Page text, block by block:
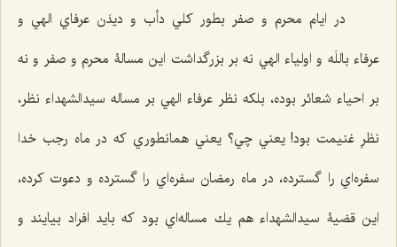
در ايام محرم و صفر بطور كلي دأب و دیدَن عرفاي الهي و
عرفاء باللَه و اولياء الهي نه بر بزرگداشت اين مسالۀ محرم و صفر و نه
بر احياء شعائر بوده، بلکه نظر عرفاء الهي بر مساله سيدالشهداء نظر،
‌نظرِ غنيمت بود! يعني چي؟ يعني همانطوري كه در ماه رجب خدا
سفره‌اي را گسترده، در ماه رمضان سفره‌اي را گسترده و دعوت كرده،
اين قضيۀ سيدالشهداء هم يك مساله‌اي بود كه بايد افراد بيايند و